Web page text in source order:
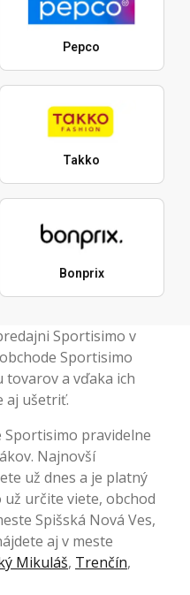
Pepco
Takko
Bonprix
Sportisimo v
Sportisimo
a vďaka ich
aj ušetriť.
Sportisimo pravidelne
Najnovší
už dnes a je platný
už určite viete, obchod
Spišská Nová Ves,
aj v meste
Mikuláš, Trenčín,